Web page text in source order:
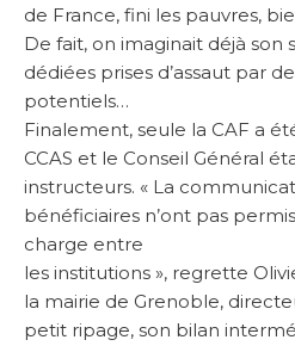
de France, fini les pauvres,
De fait, on imaginait déjà son
dédiées prises d’assaut par
potentiels…
Finalement, seule la CAF a
CCAS et le Conseil Général
instructeurs. « La
bénéficiaires n’ont pas
charge entre
les institutions », regrette
la mairie de Grenoble,
petit ripage, son bilan